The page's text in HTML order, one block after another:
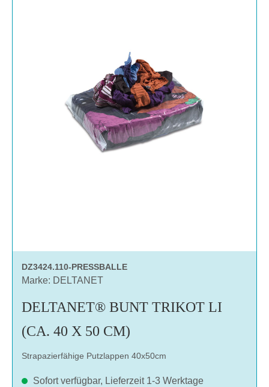
DZ3424.110-PRESSBALLE
Marke: DELTANET
DELTANET® BUNT TRIKOT LI
(CA. 40 X 50 CM)
Strapazierfähige Putzlappen 40x50cm
Sofort verfügbar, Lieferzeit 1-3 Werktage